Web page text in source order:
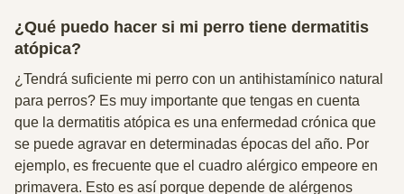
¿Qué puedo hacer si mi perro tiene dermatitis
atópica?
¿Tendrá suficiente mi perro con un antihistamínico natural
para perros? Es muy importante que tengas en cuenta
que la dermatitis atópica es una enfermedad crónica que
se puede agravar en determinadas épocas del año. Por
ejemplo, es frecuente que el cuadro alérgico empeore en
primavera. Esto es así porque depende de alérgenos